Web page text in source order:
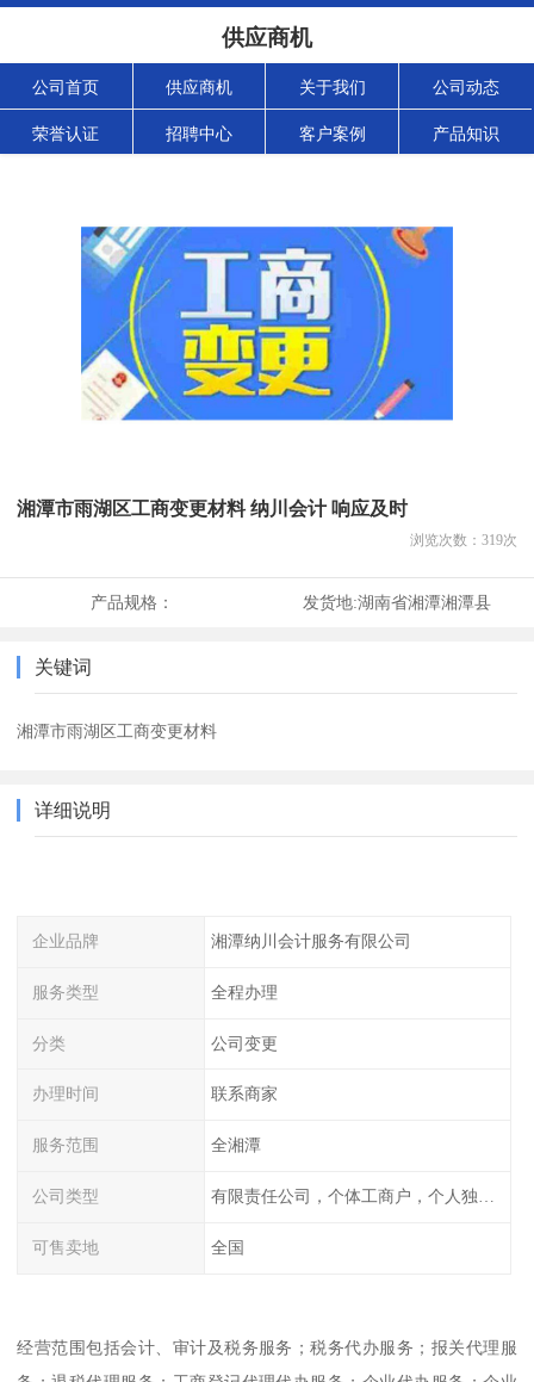
供应商机
公司首页 供应商机 关于我们 公司动态
荣誉认证 招聘中心 客户案例 产品知识
湘潭市雨湖区工商变更材料 纳川会计 响应及时
浏览次数： 319次
产品规格： 发货地:湖南省湘潭湘潭县
关键词
湘潭市雨湖区工商变更材料
详细说明
企业品牌 湘潭纳川会计服务有限公司
服务类型 全程办理
分类 公司变更
办理时间 联系商家
服务范围 全湘潭
公司类型
可售卖地 全国
经营范围包括会计、审计及税务服务；税务代办服务；报关代理服